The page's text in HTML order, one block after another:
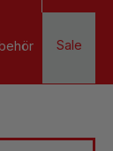
Sale